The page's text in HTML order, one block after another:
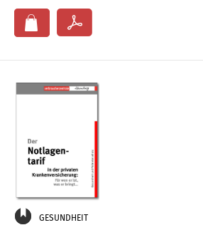
GESUNDHEIT